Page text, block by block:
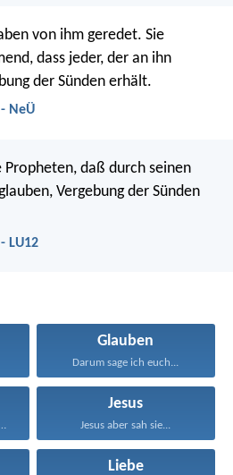
von ihm geredet. Sie
dass jeder, der an ihn
der Sünden erhält.
NeÜ
Propheten, daß durch seinen
Vergebung der Sünden
LU12
Glauben
Darum sage ich euch...
zudeckt, strebt...
Jesus
Jesus aber sah sie...
Liebe